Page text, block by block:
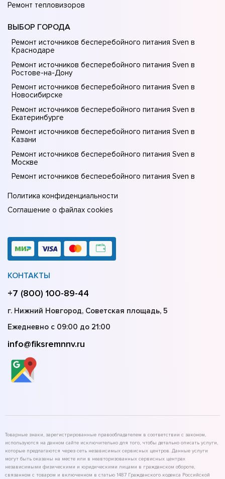
Ремонт тепловизоров
ВЫБОР ГОРОДА
Ремонт источников бесперебойного питания Sven в
Краснодаре
Ремонт источников бесперебойного питания Sven в
Ростове-на-Донy
Ремонт источников бесперебойного питания Sven в
Новосибирске
Ремонт источников бесперебойного питания Sven в
Екатеринбурге
Ремонт источников бесперебойного питания Sven в
Казани
Ремонт источников бесперебойного питания Sven в
Москве
Ремонт источников бесперебойного питания Sven в
Политика конфиденциальности
Соглашение о файлах cookies
КОНТАКТЫ
+7 (800) 100-89-44
г. Нижний Новгород, Советская площадь, 5
Ежедневно с 09:00 до 21:00
info@fiksremnnv.ru
Товарные знаки, зарегистрированные правообладателем в соответствии с законом,
используются на данном сайте исключительно для того, чтобы детально описать услуги,
которые предлагаются через сеть независимых сервисных центров. Данные услуги
могут быть оказаны на месте или в неавторизованных сервисных центрах
независимыми физическими и юридическими лицами в гражданском обороте,
связанном с товаром и включенном в статью 1487 Гражданского кодекса Российской